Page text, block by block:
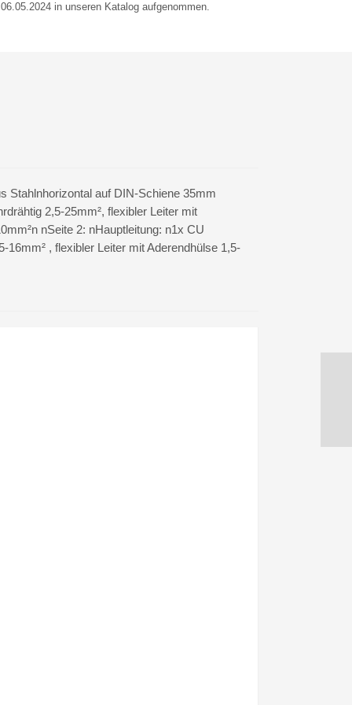
in unseren Katalog aufgenommen.
Stahlnhorizontal auf DIN-Schiene 35mm
2,5-25mm², flexibler Leiter mit
nSeite 2: nHauptleitung: n1x CU
, flexibler Leiter mit Aderendhülse 1,5-